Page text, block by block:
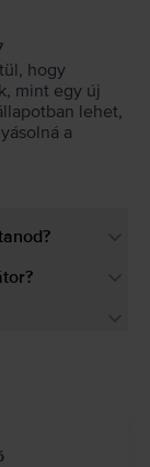
hogy
mint egy új
lehet,
a